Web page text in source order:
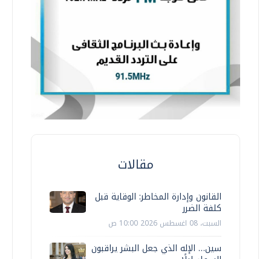
مقالات
القانون وإدارة المخاطر: الوقاية قبل
كلفة الضرر
السبت، 08 اغسطس 2026 10:00 ص
سين… الإله الذي جعل البشر يراقبون